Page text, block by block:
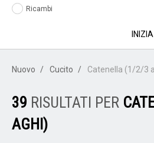
Ricambi
Nuovo Cucito Catenella (1/2/3
39 RISULTATI PER
AGHI)